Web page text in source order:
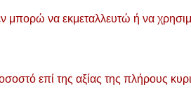
ή να
επί της αξίας της πλήρους